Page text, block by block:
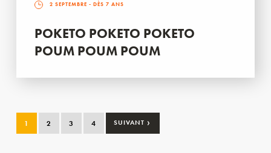
2 SEPTEMBRE - DÈS 7 ANS
POKETO POKETO POKETO
POUM POUM POUM
1 2 3 4 SUIVANT ›